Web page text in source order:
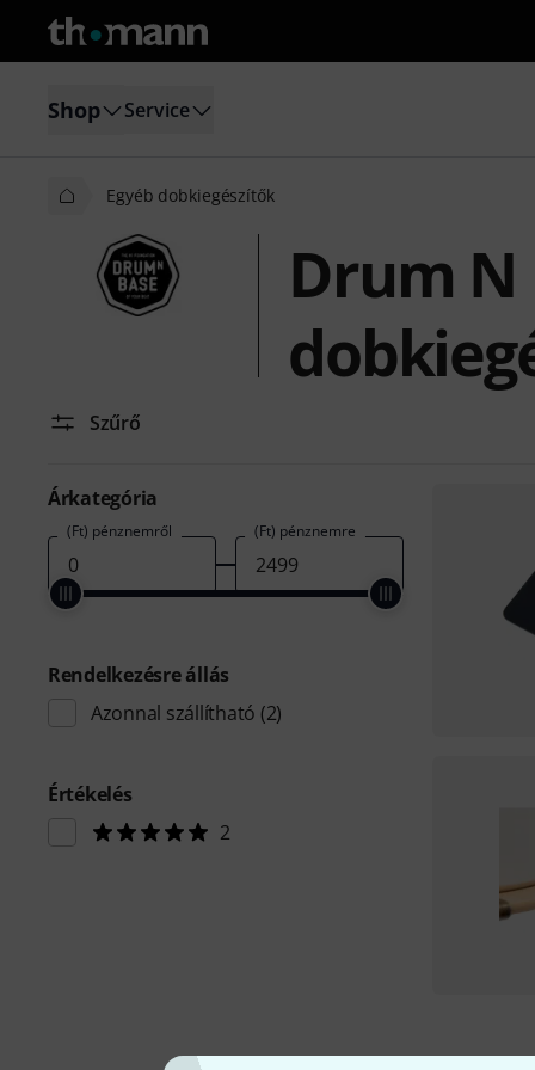
Shop Service
Egyéb dobkiegészítők
Drum N
Szűrő
Árkategória
(Ft) pénznemről (Ft) pénznemre
Rendelkezésre állás
Azonnal szállítható (2)
Értékelés
2